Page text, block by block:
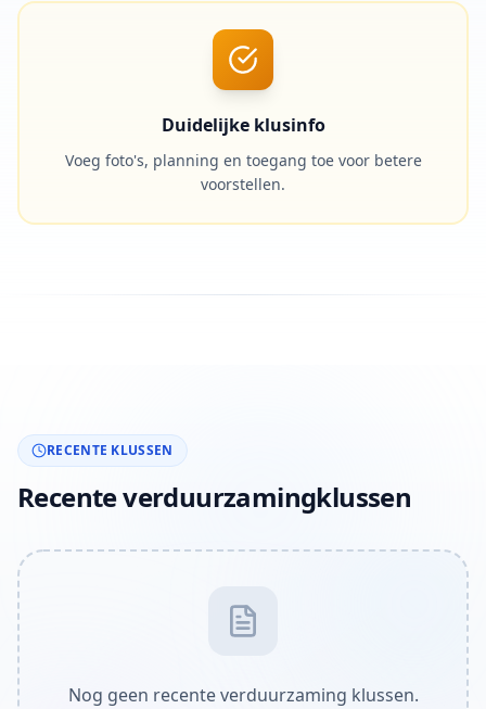
Duidelijke klusinfo
Voeg foto's, planning en toegang toe voor betere
voorstellen.
RECENTE KLUSSEN
Recente verduurzamingklussen
Nog geen recente verduurzaming klussen.